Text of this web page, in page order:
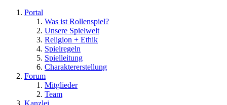
Portal
Was ist Rollenspiel?
Unsere Spielwelt
Religion + Ethik
Spielregeln
Spielleitung
Charaktererstellung
Forum
Mitglieder
Team
Kanzlei